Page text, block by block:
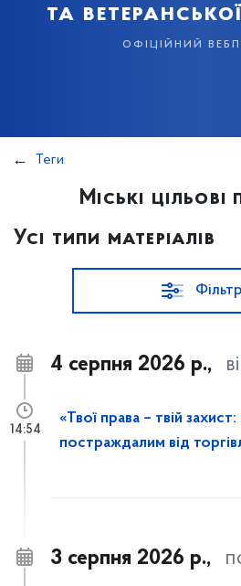
та
офіційний
Теги
Міські цільові
Усі типи матеріалів
4 серпня 2026 р.,
«Твої права – твій
14:54
3 серпня 2026 р.,